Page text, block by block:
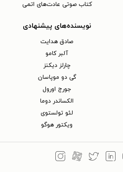
کتاب صوتی عادت‌های اتمی
نویسنده‌های پیشنهادی
صادق هدایت
آلبر کامو
چارلز دیکنز
گی دو موپاسان
جورج اورول
الکساندر دوما
لئو تولستوی
ویکتور هوگو